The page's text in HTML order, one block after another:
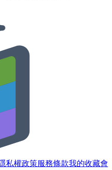
私權政策服務條款我的收藏會